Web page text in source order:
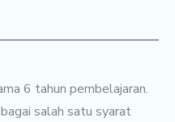
6 tahun pembelajaran.
salah satu syarat